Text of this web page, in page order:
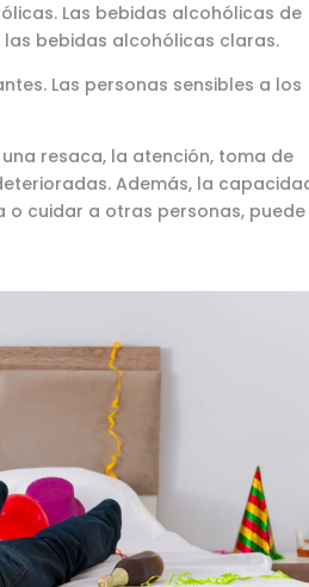
Las bebidas alcohólicas de
bebidas alcohólicas claras.
Las personas sensibles a los
resaca, la atención, toma de
Además, la
cuidar a otras personas, puede